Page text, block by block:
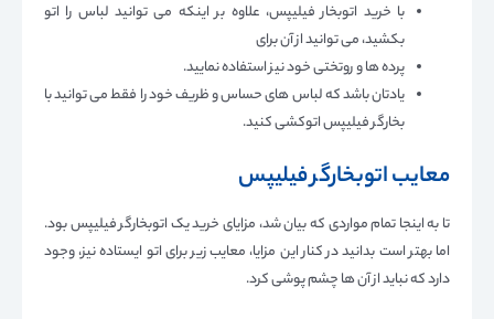
با خرید اتوبخار فیلیپس، علاوه بر اینکه می توانید لباس را اتو
بکشید، می توانید از آن برای
پرده ها و روتختی خود نیز استفاده نمایید.
یادتان باشد که لباس های حساس و ظریف خود را فقط می توانید با
بخارگر فیلیپس اتوکشی کنید.
معایب اتوبخارگر فیلیپس
تا به اینجا تمام مواردی که بیان شد، مزایای خرید یک اتوبخارگر فیلیپس بود.
اما بهتر است بدانید در کنار این مزایا، معایب زیر برای اتو ایستاده نیز، وجود
دارد که نباید از آن ها چشم پوشی کرد.